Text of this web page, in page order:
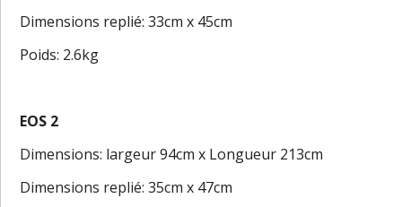
Dimensions replié: 33cm x 45cm
Poids: 2.6kg
EOS 2
Dimensions: largeur 94cm x Longueur 213cm
Dimensions replié: 35cm x 47cm